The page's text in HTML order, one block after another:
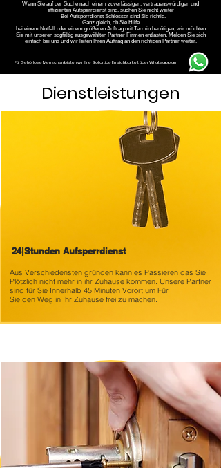
Wenn Sie auf der Suche nach einem zuverlässigen, vertrauenswürdigen und
effizienten Aufsperrdienst sind, suchen Sie nicht weiter
– Bei Aufsperrdienst Schlosser sind Sie richtig.
Ganz gleich, ob Sie Hilfe
bei einem Notfall oder einem größeren Auftrag mit Termin benötigen, wir möchten
Sie mit unseren sogfältig ausgewählten Partner Firmen entlasten. Melden Sie sich
einfach bei uns und wir leiten Ihren Auftrag an den richtigen Partner weiter.
Für Gehörlose Menschen bieten wir Eine Sofortige Erreichbarkeit über Whatsapp an .
Dienstleistungen
24|Stunden Aufsperrdienst
Aus Verschiedensten gründen kann es Passieren das Sie
Plötzlich nicht mehr in ihr Zuhause kommen. Unsere Partner
sind für Sie Innerhalb 45 Minuten Vorort um Für
Sie den Weg in Ihr Zuhause frei zu machen.